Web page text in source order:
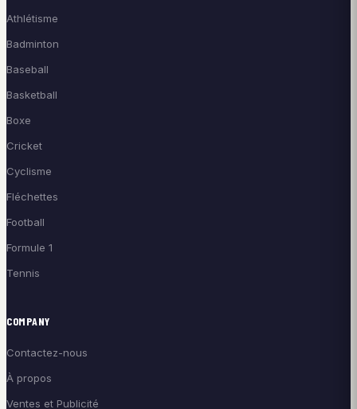
Athlétisme
Badminton
Baseball
Basketball
Boxe
Cricket
Cyclisme
Fléchettes
Football
Formule 1
Tennis
COMPANY
Contactez-nous
À propos
Ventes et Publicité